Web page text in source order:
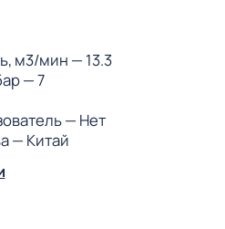
м3/мин — 13.3
— 7
— Нет
— Китай